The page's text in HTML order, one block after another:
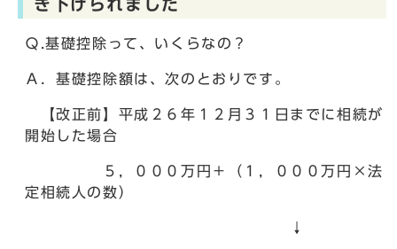
き下げられました
Ｑ.基礎控除って、いくらなの？
Ａ．基礎控除額は、次のとおりです。
【改正前】平成２６年１２月３１日までに相続が
開始した場合
５，０００万円＋（１，０００万円×法
定相続人の数）
↓